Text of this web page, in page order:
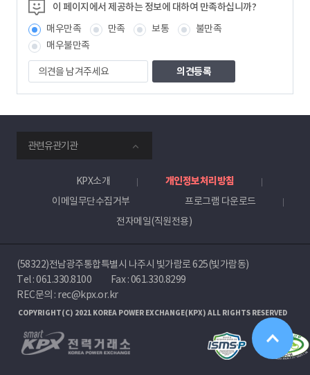
이 페이지에서 제공하는 정보에 대하여 만족하십니까?
매우만족
만족 보통
불만족
매우불만족
의
견
을
겨
주
세
요
관련유관기관
KPX소개
개인정보처리방침
이메일무단수집거부
프로그램 다운로드
전자메일(직원전용)
(58322)전남광주통합특별시 나주시 빛가람로 625(빛가람동)
Tel :061.330.8100
Fax : 061.330.8299
REC문의 : rec@kpx.or.kr
COPYRIGHT(C) 2021 KOREA POWER EXCHANGE(KPX) ALL RIGHTS RESERVED